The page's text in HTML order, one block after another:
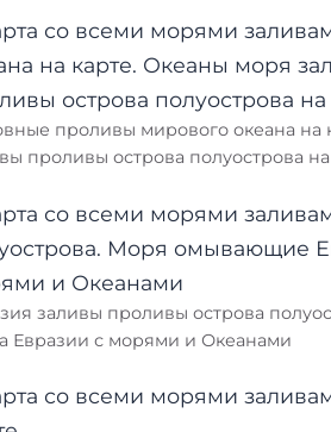
проливы мирового океана на
проливы острова полуострова на
заливы проливы острова
Евразии с морями и Океанами